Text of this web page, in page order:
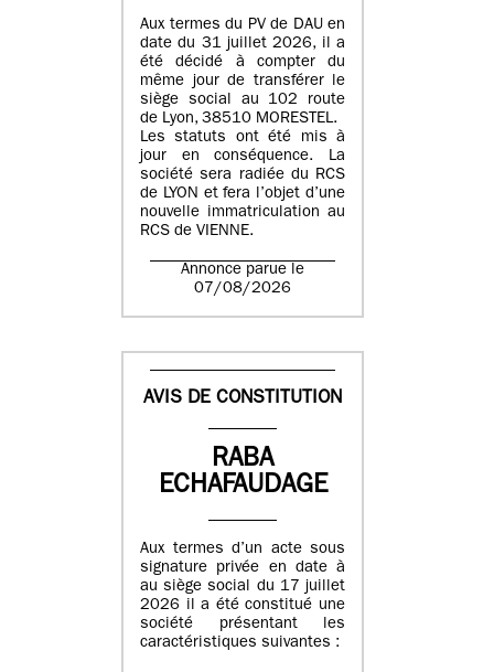
Aux termes du PV de DAU en
date du 31 juillet 2026, il a
été décidé à compter du
même jour de transférer le
siège social au 102 route
de Lyon, 38510 MORESTEL.
Les statuts ont été mis à
jour en conséquence. La
société sera radiée du RCS
de LYON et fera l’objet d’une
nouvelle immatriculation au
RCS de VIENNE.
Annonce parue le
07/08/2026
AVIS DE CONSTITUTION
RABA
ECHAFAUDAGE
Aux termes d’un acte sous
signature privée en date à
au siège social du 17 juillet
2026 il a été constitué une
société présentant les
caractéristiques suivantes :